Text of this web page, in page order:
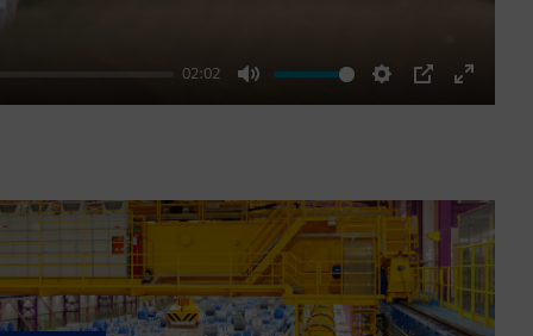
02:02
Mute Settings
PIP
Enter